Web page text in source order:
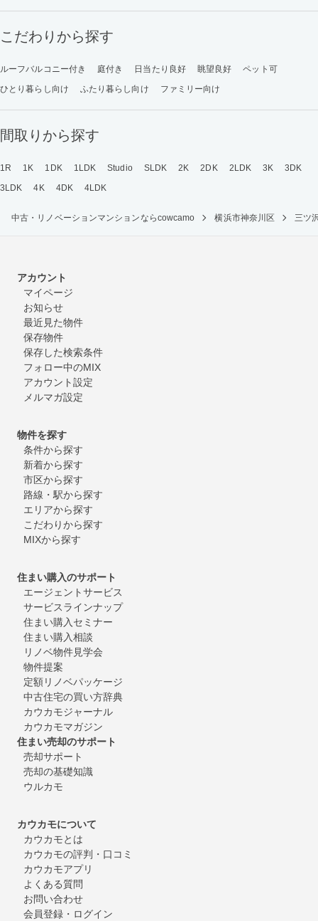
こだわりから探す
ルーフバルコニー付き 庭付き 日当たり良好 眺望良好
ペット可
ひとり暮らし向け
ふたり暮らし向け ファミリー向け
間取りから探す
1R 1K 1DK 1LDK Studio SLDK 2K 2DK 2LDK 3K
3DK
3LDK
4K 4DK 4LDK
中古・リノベーションマンションならcowcamo 横浜市神奈川区 三ツ
アカウント
マイページ
お知らせ
最近見た物件
保存物件
保存した検索条件
フォロー中のMIX
アカウント設定
メルマガ設定
物件を探す
条件から探す
新着から探す
市区から探す
路線・駅から探す
エリアから探す
こだわりから探す
MIXから探す
住まい購入のサポート
エージェントサービス
サービスラインナップ
住まい購入セミナー
住まい購入相談
リノベ物件見学会
物件提案
定額リノベパッケージ
中古住宅の買い方辞典
カウカモジャーナル
カウカモマガジン
住まい売却のサポート
売却サポート
売却の基礎知識
ウルカモ
カウカモについて
カウカモとは
カウカモの評判・口コミ
カウカモアプリ
よくある質問
お問い合わせ
会員登録・ログイン